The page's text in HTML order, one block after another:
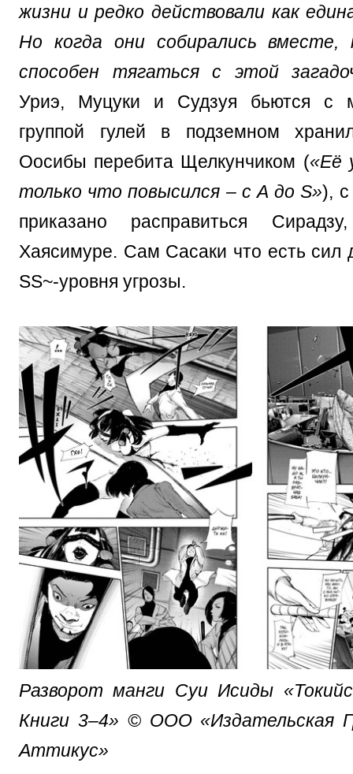
жизни и редко действовали как
Но когда они собирались
способен тягаться с этой
Уриэ, Муцуки и Судзуя бьются с
группой гулей в подземном
Оосибы перебита Щелкунчиком («Её
только что повысился – с А до S»), с
приказано расправиться
Хаясимуре. Сам Сасаки что есть сил
SS~-уровня угрозы.
Разворот манги Суи Исиды
Книги 3–4» © ООО «Издательская
Аттикус»